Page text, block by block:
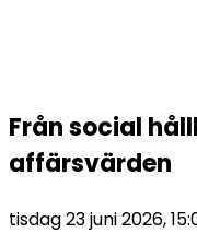
Från social
affärsvärden
tisdag 23 juni 2026,